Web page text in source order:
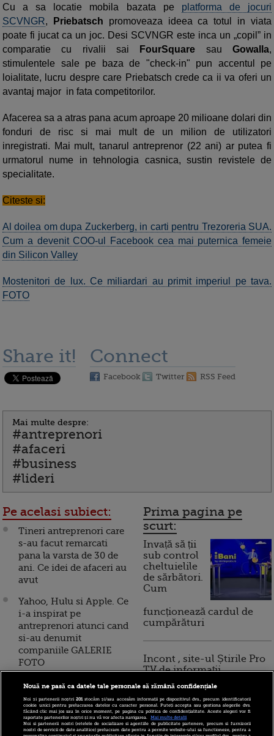
Cu a sa locatie mobila bazata pe platforma de jocuri
SCVNGR, Priebatsch promoveaza ideea ca totul in viata
poate fi jucat ca un joc. Desi SCVNGR este inca un „copil” in
comparatie cu rivalii sai
FourSquare sauGowalla,
stimulentele sale pe baza de "check-in" pun accentul pe
loialitate, lucru despre care Priebatsch crede ca ii va oferi un
avantaj major in fata competitorilor.
Afacerea sa a atras pana acum aproape 20 milioane dolari din
fonduri de risc si mai mult de un milion de utilizatori
inregistrati. Mai mult, tanarul antreprenor (22 ani) ar putea fi
urmatorul nume in tehnologia casnica, sustin revistele de
specialitate.
Citeste si:
Al doilea om dupa Zuckerberg, in carti pentru Trezoreria SUA.
Cum a devenit COO-ul Facebook cea mai puternica femeie
din Silicon Valley
Mostenitori de lux. Ce miliardari au primit imperiul pe tava.
FOTO
Share it! Connect
Facebook Twitter RSS Feed
Mai multe despre:
#antreprenori
#afaceri
#business
#lideri
Pe acelasi subiect:
Tineri antreprenori care
s-au facut remarcati
pana la varsta de 30 de
ani. Ce idei de afaceri au
avut
Yahoo, Hulu si Apple. Ce
i-a inspirat pe
antreprenori atunci cand
si-au denumit
companiile GALERIE
FOTO
Lectii antreprenoriale cu
limonada. Cum au
sarbatorit americanii 4
iulie. VIDEO
Prima pagina pe
scurt:
Invață să ții
sub control
cheltuielile
de sărbători.
Cum
funcționează cardul de
cumpărături
Incont , site-ul Știrile Pro
TV de informații
economice și educație
financiară, a devenit iBani
10 reguli pentru decizii
Nouă ne pasă ca datele tale personale să rămână confidențiale
Noi și partenerii noștri201stocăm și/sau accesăm informații pe dispozitivul dvs., precum identificatorii
cookie unici pentru prelucrarea datelor cu caracter personal. Puteți accepta sau gestiona alegerile dvs.
făcând clic mai jos sau în orice moment, pe pagina cu politica de confidențialitate. Aceste alegeri vor fi
raportate partenerilor noștri și nu vă vor afecta navigarea.
Mai multe detalii
Noi si partenerii nostri (retelele de socializare si agentiile de publicitate partenere, precum si furnizorii
nostri de servicii de date analitice) prelucram date pentru a permite website-ului sa functioneze, pentru a